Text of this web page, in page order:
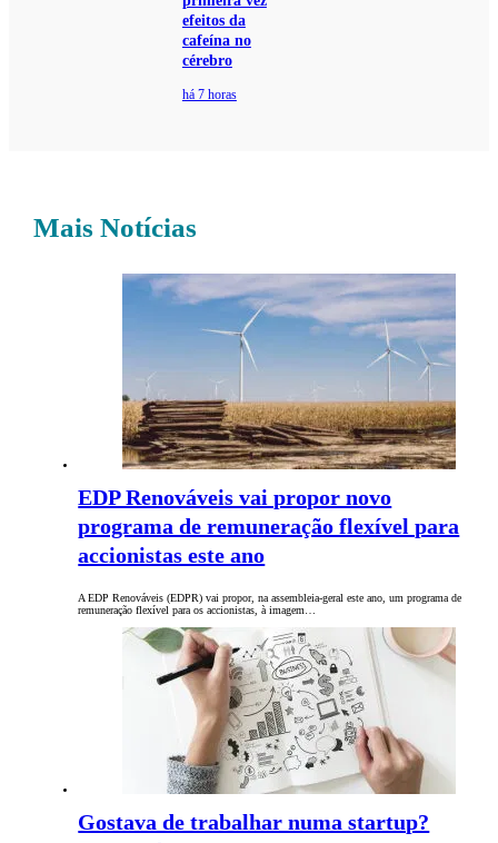
efeitos da
cafeína no
cérebro
há 7 horas
Mais Notícias
EDP Renováveis vai propor novo
programa de remuneração flexível para
accionistas este ano
A EDP Renováveis (EDPR) vai propor, na assembleia-geral este ano, um programa de
remuneração flexível para os accionistas, à imagem…
Gostava de trabalhar numa startup?